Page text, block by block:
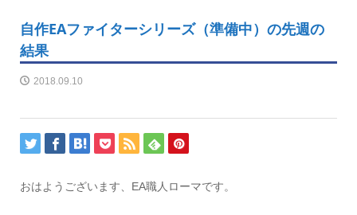
自作EAファイターシリーズ（準備中）の先週の
結果
2018.09.10
おはようございます、EA職人ローマです。